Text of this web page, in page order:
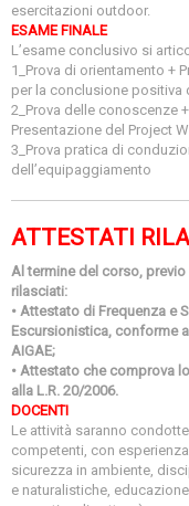
esercitazioni outdoor.
ESAME FINALE
L’esame conclusivo si
1_Prova di orientamento +
per la conclusione positiva
2_Prova delle conoscenze
Presentazione del Project
3_Prova pratica di
dell’equipaggiamento
ATTESTATI
Al termine del corso,
rilasciati:
• Attestato di Frequenza e
Escursionistica, conforme
AIGAE;
• Attestato che comprova
alla L.R. 20/2006.
DOCENTI
Le attività saranno
competenti, con
sicurezza in ambiente,
e naturalistiche,